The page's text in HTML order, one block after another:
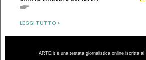
LEGGI TUTTO >
ARTE.it è una testata giornalistica online iscritta